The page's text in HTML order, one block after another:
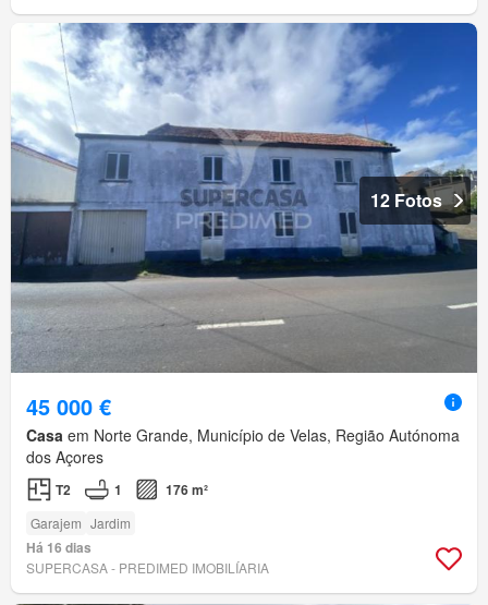
12 Fotos
45 000 €
Casa em Norte Grande, Município de Velas, Região Autónoma
dos Açores
T2 1 176 m²
Garajem Jardim
Há 16 dias
SUPERCASA - PREDIMED IMOBILÍARIA